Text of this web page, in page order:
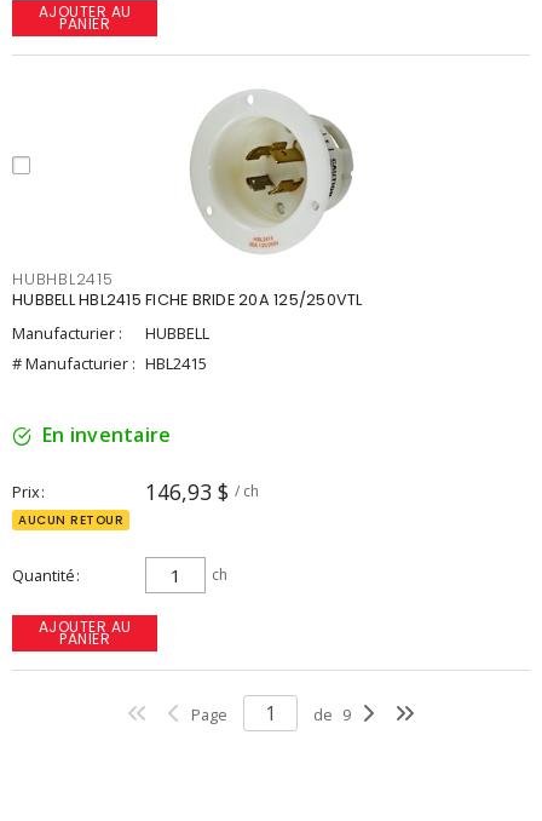
AJOUTER AU
PANIER
HUBHBL2415
HUBBELL HBL2415 FICHE BRIDE 20A 125/250VTL
Manufacturier :
HUBBELL
# Manufacturier : HBL2415
En inventaire
Prix 146,93 $ / ch
AUCUN RETOUR
Quantité ch
AJOUTER AU
PANIER
Page de 9